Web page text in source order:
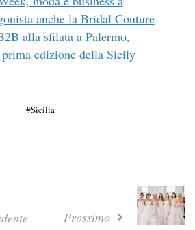
anche la Bridal Couture
alla sfilata a Palermo,
prima edizione della Sicily
Sicilia
Prossimo